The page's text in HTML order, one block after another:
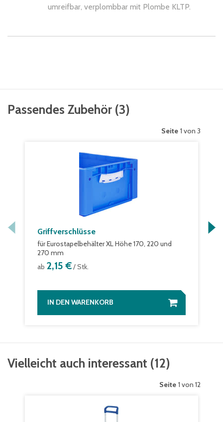
umreifbar, verplombbar mit Plombe KLTP.
Passendes Zubehör (3)
Seite 1 von 3
Griffverschlüsse
für Eurostapelbehälter XL Höhe 170, 220 und
270 mm
ab 2,15 €/ Stk.
IN DEN WARENKORB
Vielleicht auch interessant (12)
Seite 1 von 12